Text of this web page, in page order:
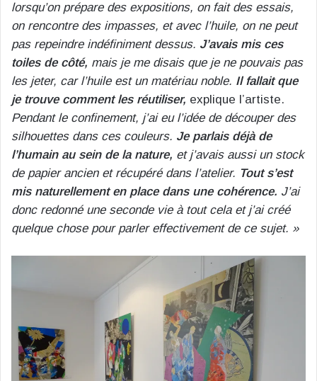
lorsqu’on prépare des expositions, on fait des essais,
on rencontre des impasses, et avec l’huile, on ne peut
pas repeindre indéfiniment dessus. J’avais mis ces
toiles de côté, mais je me disais que je ne pouvais pas
les jeter, car l’huile est un matériau noble. Il fallait que
je trouve comment les réutiliser, explique l’artiste.
Pendant le confinement, j’ai eu l’idée de découper des
silhouettes dans ces couleurs. Je parlais déjà de
l’humain au sein de la nature, et j’avais aussi un stock
de papier ancien et récupéré dans l’atelier. Tout s’est
mis naturellement en place dans une cohérence. J’ai
donc redonné une seconde vie à tout cela et j’ai créé
quelque chose pour parler effectivement de ce sujet. »